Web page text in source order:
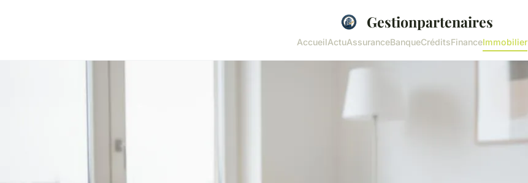
Gestionpartenaires
AccueilActuAssuranceBanqueCréditsFinanceImmobilier